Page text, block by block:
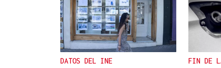
DATOS DEL INE FIN DE